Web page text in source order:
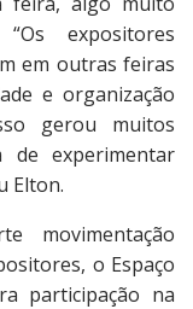
expositores
em outras feiras
e organização
gerou muitos
de experimentar
Elton.
movimentação
o Espaço
participação na